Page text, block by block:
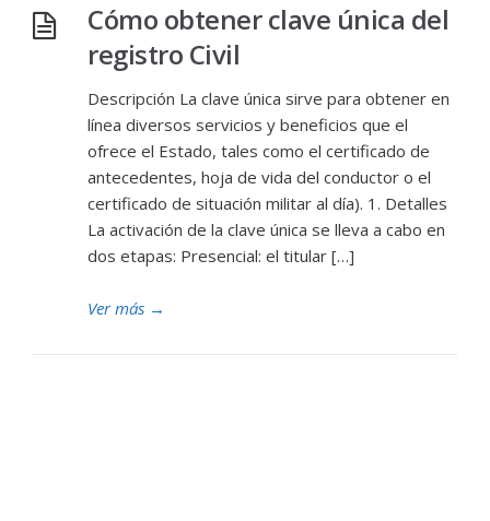
Cómo obtener clave única del
registro Civil
Descripción La clave única sirve para obtener en
línea diversos servicios y beneficios que el
ofrece el Estado, tales como el certificado de
antecedentes, hoja de vida del conductor o el
certificado de situación militar al día). 1. Detalles
La activación de la clave única se lleva a cabo en
dos etapas: Presencial: el titular […]
Ver más →